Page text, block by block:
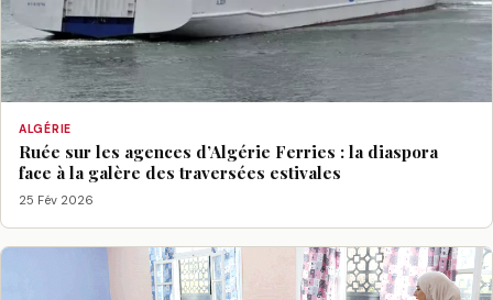
ALGÉRIE
Ruée sur les agences d’Algérie Ferries : la diaspora
face à la galère des traversées estivales
25 Fév 2026